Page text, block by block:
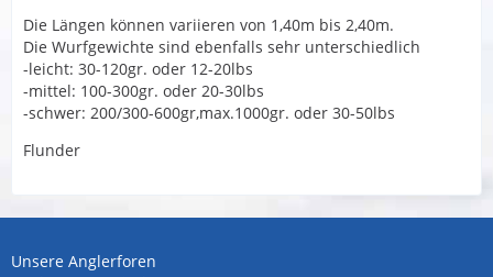
Die Längen können variieren von 1,40m bis 2,40m.
Die Wurfgewichte sind ebenfalls sehr unterschiedlich
-leicht: 30-120gr. oder 12-20lbs
-mittel: 100-300gr. oder 20-30lbs
-schwer: 200/300-600gr,max.1000gr. oder 30-50lbs
Flunder
Unsere Anglerforen